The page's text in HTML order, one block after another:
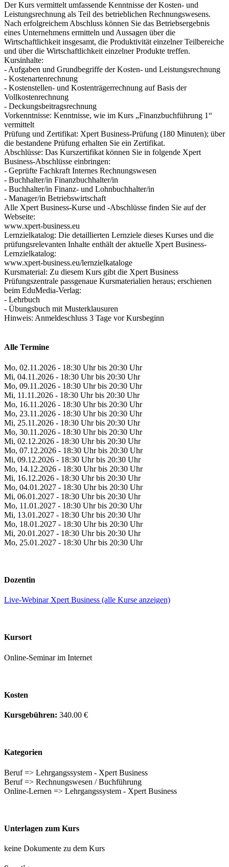
Der Kurs vermittelt umfassende Kenntnisse der Kosten- und
Leistungsrechnung als Teil des betrieblichen Rechnungswesens.
Nach erfolgreichem Abschluss können Sie das Betriebsergebnis
eines Unternehmens ermitteln und Aussagen über die
Wirtschaftlichkeit insgesamt, die Produktivität einzelner Teilbereiche
und über die Wirtschaftlichkeit einzelner Produkte treffen.
Kursinhalte:
- Aufgaben und Grundbegriffe der Kosten- und Leistungsrechnung
- Kostenartenrechnung
- Kostenstellen- und Kostenträgerrechnung auf Basis der
Vollkostenrechnung
- Deckungsbeitragsrechnung
Vorkenntnisse: Kenntnisse, wie im Kurs „Finanzbuchführung 1“
vermittelt
Prüfung und Zertifikat: Xpert Business-Prüfung (180 Minuten); über
die bestandene Prüfung erhalten Sie ein Zertifikat.
Abschlüsse: Das Kurszertifikat können Sie in folgende Xpert
Business-Abschlüsse einbringen:
- Geprüfte Fachkraft Internes Rechnungswesen
- Buchhalter/in Finanzbuchhalter/in
- Buchhalter/in Finanz- und Lohnbuchhalter/in
- Manager/in Betriebswirtschaft
Alle Xpert Business-Kurse und -Abschlüsse finden Sie auf der
Webseite:
www.xpert-business.eu
Lernzielkatalog: Die detaillierten Lernziele dieses Kurses und die
prüfungsrelevanten Inhalte enthält der aktuelle Xpert Business-
Lernzielkatalog:
www.xpert-business.eu/lernzielkataloge
Kursmaterial: Zu diesem Kurs gibt die Xpert Business
Prüfungszentrale passgenaue Kursmaterialien heraus; erschienen
beim EduMedia-Verlag:
- Lehrbuch
- Übungsbuch mit Musterklausuren
Hinweis: Anmeldeschluss 3 Tage vor Kursbeginn
Alle Termine
Mo, 02.11.2026 - 18:30 Uhr bis 20:30 Uhr
Mi, 04.11.2026 - 18:30 Uhr bis 20:30 Uhr
Mo, 09.11.2026 - 18:30 Uhr bis 20:30 Uhr
Mi, 11.11.2026 - 18:30 Uhr bis 20:30 Uhr
Mo, 16.11.2026 - 18:30 Uhr bis 20:30 Uhr
Mo, 23.11.2026 - 18:30 Uhr bis 20:30 Uhr
Mi, 25.11.2026 - 18:30 Uhr bis 20:30 Uhr
Mo, 30.11.2026 - 18:30 Uhr bis 20:30 Uhr
Mi, 02.12.2026 - 18:30 Uhr bis 20:30 Uhr
Mo, 07.12.2026 - 18:30 Uhr bis 20:30 Uhr
Mi, 09.12.2026 - 18:30 Uhr bis 20:30 Uhr
Mo, 14.12.2026 - 18:30 Uhr bis 20:30 Uhr
Mi, 16.12.2026 - 18:30 Uhr bis 20:30 Uhr
Mo, 04.01.2027 - 18:30 Uhr bis 20:30 Uhr
Mi, 06.01.2027 - 18:30 Uhr bis 20:30 Uhr
Mo, 11.01.2027 - 18:30 Uhr bis 20:30 Uhr
Mi, 13.01.2027 - 18:30 Uhr bis 20:30 Uhr
Mo, 18.01.2027 - 18:30 Uhr bis 20:30 Uhr
Mi, 20.01.2027 - 18:30 Uhr bis 20:30 Uhr
Mo, 25.01.2027 - 18:30 Uhr bis 20:30 Uhr
Dozentin
Live-Webinar Xpert Business (alle Kurse anzeigen)
Kursort
Online-Seminar im Internet
Kosten
Kursgebühren: 340.00 €
Kategorien
Beruf => Lehrgangssystem - Xpert Business
Beruf => Rechnungswesen / Buchführung
Online-Lernen => Lehrgangssystem - Xpert Business
Unterlagen zum Kurs
keine Dokumente zu dem Kurs